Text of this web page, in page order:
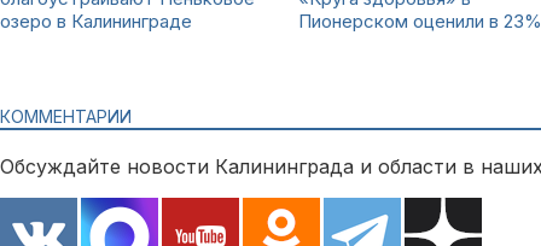
озеро в Калининграде
Пионерском оценили в 23%
КОММЕНТАРИИ
Обсуждайте новости Калининграда и области в